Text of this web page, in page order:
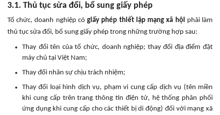
3.1. Thủ tục sửa đổi, bổ sung giấy phép
Tổ chức, doanh nghiệp cógiấy phép thiết lập mạng xã hội phải làm
thủ tục sửa đổi, bổ sung giấy phép trong những trường hợp sau:
Thay đổi tên của tổ chức, doanh nghiệp; thay đổi địa điểm đặt
máy chủ tại Việt Nam;
Thay đổi nhân sự chịu trách nhiệm;
Thay đổi loại hình dịch vụ, phạm vi cung cấp dịch vụ (tên miền
khi cung cấp trên trang thông tin điện tử, hệ thống phân phối
ứng dụng khi cung cấp cho các thiết bị di động) đối với mạng xã